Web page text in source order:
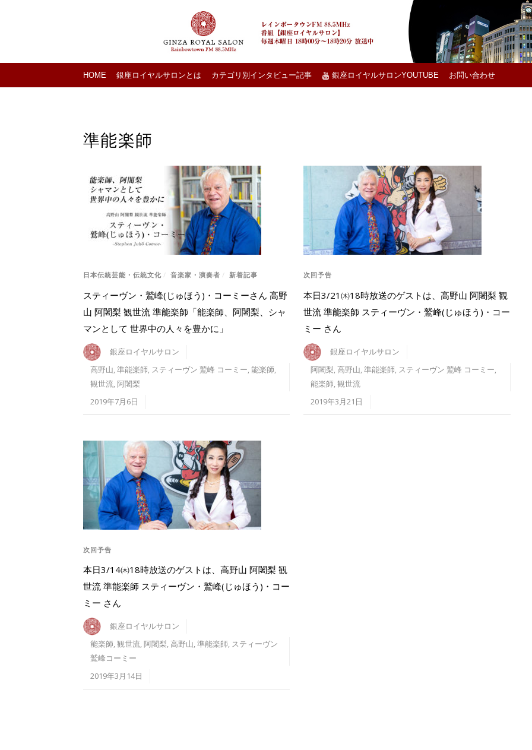
HOME 銀座ロイヤルサロンとは カテゴリ別インタビュー記事 銀座ロイヤルサロンYOUTUBE お問い合わせ
準能楽師
日本伝統芸能・伝統文化 / 音楽家・演奏者 / 新着記事
スティーヴン・鷲峰(じゅほう)・コーミーさん 高野
山 阿闍梨 観世流 準能楽師「能楽師、阿闍梨、シャ
マンとして 世界中の人々を豊かに」
銀座ロイヤルサロン
高野山,準能楽師, スティーヴン 鷲峰 コーミー,能楽師,
観世流,阿闍梨
2019年7月6日
次回予告
本日3/21㈭18時放送のゲストは、高野山 阿闍梨 観
世流 準能楽師 スティーヴン・鷲峰(じゅほう)・コー
ミー さん
銀座ロイヤルサロン
阿闍梨,高野山,準能楽師, スティーヴン 鷲峰 コーミー,
能楽師,観世流
2019年3月21日
次回予告
本日3/14㈭18時放送のゲストは、高野山 阿闍梨 観
世流 準能楽師 スティーヴン・鷲峰(じゅほう)・コー
ミー さん
銀座ロイヤルサロン
能楽師,観世流,阿闍梨,高野山,準能楽師, スティーヴン
鷲峰コーミー
2019年3月14日